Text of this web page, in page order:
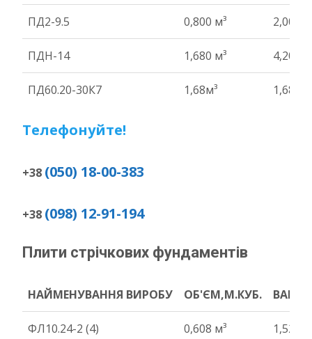
ПД2-9.5 0,800 м³ 2,00 т
ПДН-14 1,680 м³ 4,20 т
ПД60.20-30К7 1,68м³ 1,680
Телефонуйте!
+38 (050) 18-00-383
+38 (098) 12-91-194
Плити стрічкових фундаментів
НАЙМЕНУВАННЯ ВИРОБУ ОБ'ЄМ,М.КУБ.
ВАГА
НАЙМЕНУВАННЯ ВИРОБУ
ОБ'ЄМ,М.КУБ. ВАГА
ФЛ10.24-2 (4) 0,608 м³ 1,52 т